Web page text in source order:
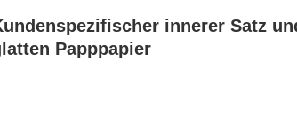
innerer Satz
Papppapier